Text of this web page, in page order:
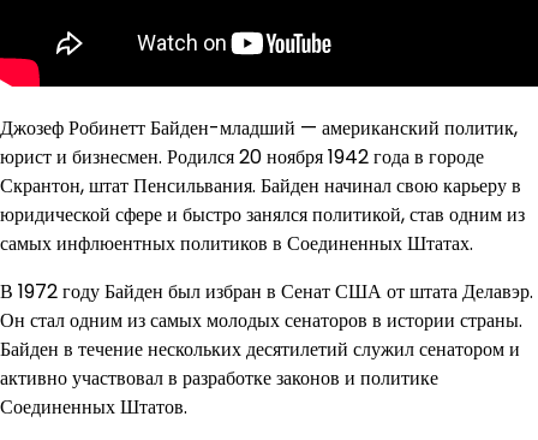
Джозеф Робинетт Байден-младший — американский политик,
юрист и бизнесмен. Родился 20 ноября 1942 года в городе
Скрантон, штат Пенсильвания. Байден начинал свою карьеру в
юридической сфере и быстро занялся политикой, став одним из
самых инфлюентных политиков в Соединенных Штатах.
В 1972 году Байден был избран в Сенат США от штата Делавэр.
Он стал одним из самых молодых сенаторов в истории страны.
Байден в течение нескольких десятилетий служил сенатором и
активно участвовал в разработке законов и политике
Соединенных Штатов.